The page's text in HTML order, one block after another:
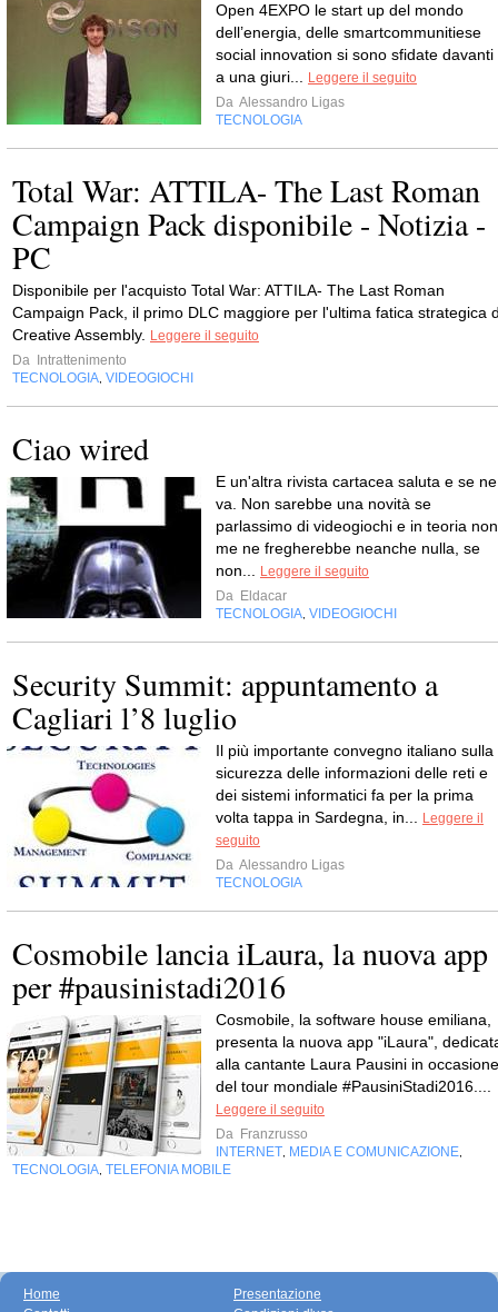
Open 4EXPO le start up del mondo
dell’energia, delle smartcommunitiese
social innovation si sono sfidate davanti
a una giuri...
Leggere il seguito
Da Alessandro Ligas
TECNOLOGIA
Total War: ATTILA- The Last Roman
Campaign Pack disponibile - Notizia -
PC
Disponibile per l'acquisto Total War: ATTILA- The Last Roman
Campaign Pack, il primo DLC maggiore per l'ultima fatica strategica
Creative Assembly.
Leggere il seguito
Da
Intrattenimento
TECNOLOGIA VIDEOGIOCHI
Ciao wired
E un'altra rivista cartacea saluta e se ne
va. Non sarebbe una novità se
parlassimo di videogiochi e in teoria non
me ne fregherebbe neanche nulla, se
non...
Leggere il seguito
Da Eldacar
TECNOLOGIA VIDEOGIOCHI
Security Summit: appuntamento a
Cagliari l’8 luglio
Il più importante convegno italiano sulla
sicurezza delle informazioni delle reti e
dei sistemi informatici fa per la prima
volta tappa in Sardegna, in...
Leggere il
seguito
Da Alessandro Ligas
TECNOLOGIA
Cosmobile lancia iLaura, la nuova app
per #pausinistadi2016
Cosmobile, la software house emiliana,
presenta la nuova app "iLaura",
alla cantante Laura Pausini in occasione
del tour mondiale #PausiniStadi2016....
Leggere il seguito
Da Franzrusso
INTERNET MEDIA E COMUNICAZIONE
TECNOLOGIA TELEFONIA MOBILE
Home
Presentazione